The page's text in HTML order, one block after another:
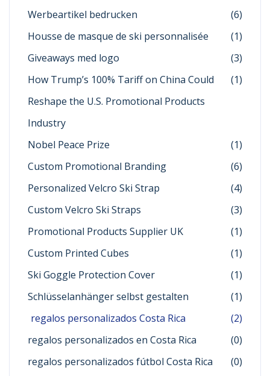
Werbeartikel bedrucken
(6)
Housse de masque de ski personnalisée
(1)
Giveaways med logo
(3)
How Trump’s 100% Tariff on China Could
Reshape the U.S. Promotional Products
Industry
(1)
Nobel Peace Prize
(1)
Custom Promotional Branding
(6)
Personalized Velcro Ski Strap
(4)
Custom Velcro Ski Straps
(3)
Promotional Products Supplier UK
(1)
Custom Printed Cubes
(1)
Ski Goggle Protection Cover
(1)
Schlüsselanhänger selbst gestalten
(1)
regalos personalizados Costa Rica
(2)
regalos personalizados en Costa Rica
(0)
regalos personalizados fútbol Costa Rica
(0)